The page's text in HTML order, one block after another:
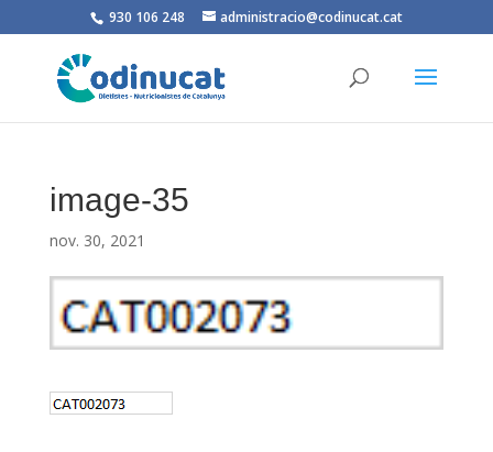
930 106 248 administracio@codinucat.cat
image-35
nov. 30, 2021